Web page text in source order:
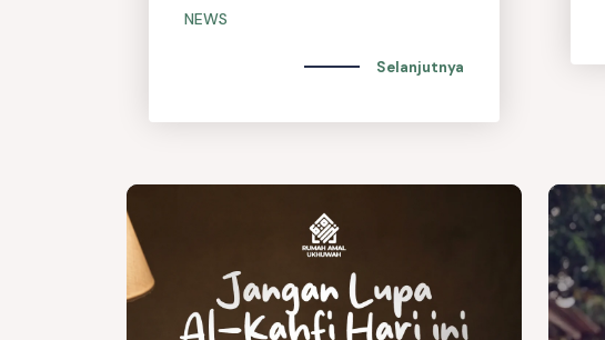
NEWS
Selanjutnya